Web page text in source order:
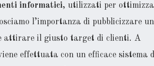
informatici, utilizzati per
l’importanza di pubblicizzare un
attirare il giusto target di clienti. A
effettuata con un efficace sistema